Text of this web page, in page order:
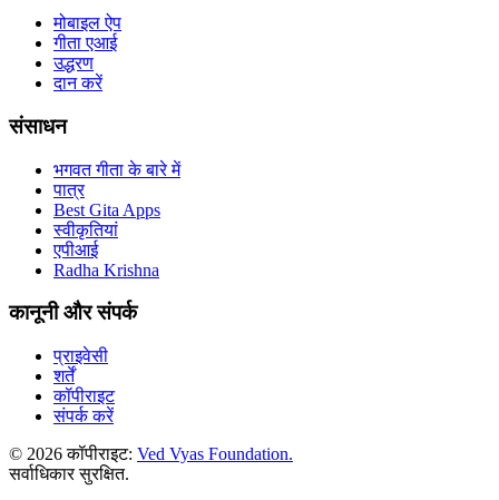
मोबाइल ऐप
गीता एआई
उद्धरण
दान करें
संसाधन
भगवत गीता के बारे में
पात्र
Best Gita Apps
स्वीकृतियां
एपीआई
Radha Krishna
कानूनी और संपर्क
प्राइवेसी
शर्तें
कॉपीराइट
संपर्क करें
© 2026 कॉपीराइट: Ved Vyas Foundation.
सर्वाधिकार सुरक्षित.